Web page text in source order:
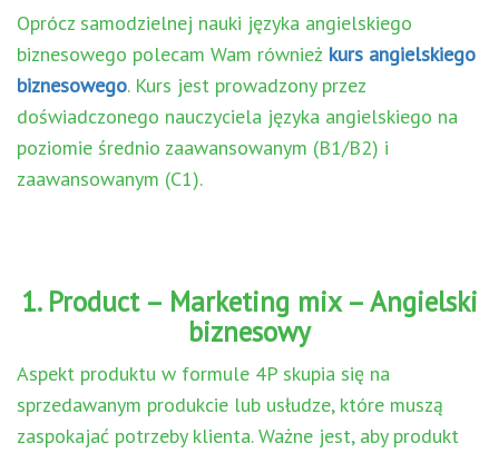
Oprócz samodzielnej nauki języka angielskiego
biznesowego polecam Wam również kurs angielskiego
biznesowego. Kurs jest prowadzony przez
doświadczonego nauczyciela języka angielskiego na
poziomie średnio zaawansowanym (B1/B2) i
zaawansowanym (C1).
1. Product – Marketing mix – Angielski
biznesowy
Aspekt produktu w formule 4P skupia się na
sprzedawanym produkcie lub usłudze, które muszą
zaspokajać potrzeby klienta. Ważne jest, aby produkt